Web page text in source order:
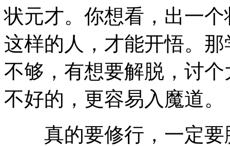
状元才。你想看，出一
这样的人，才能开悟。
不够，有想要解脱，讨
不好的，更容易入魔道。
真的要修行，一定要